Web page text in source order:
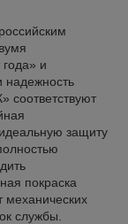
и
надежность
соответствуют
защиту
покраска
механических
службы.